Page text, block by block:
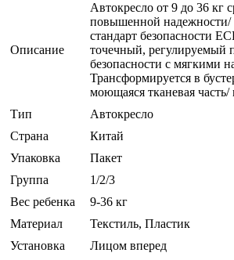
Описание
Автокресло от 9 до 36 кг
повышенной надежности/
стандарт безопасности
точечный, регулируемый
безопасности с мягкими
Трансформируется в
моющаяся тканевая
Тип
Автокресло
Страна
Китай
Упаковка
Пакет
Группа
1/2/3
Вес ребенка
9-36 кг
Материал
Текстиль, Пластик
Установка
Лицом вперед